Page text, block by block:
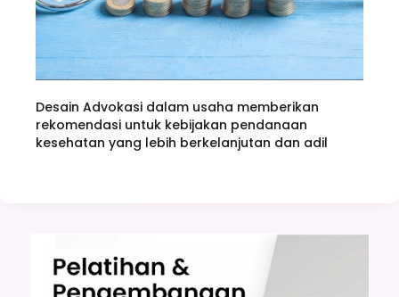
Desain Advokasi dalam usaha memberikan
rekomendasi untuk kebijakan pendanaan
kesehatan yang lebih berkelanjutan dan adil